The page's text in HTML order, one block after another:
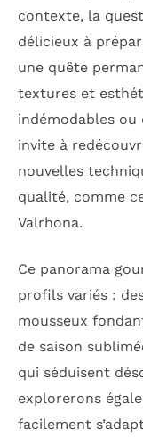
contexte, la
délicieux à
une quête
textures et
indémodables ou
invite à
nouvelles
qualité, comme
Valrhona.
Ce panorama
profils variés :
mousseux
de saison
qui séduisent
explorerons
facilement